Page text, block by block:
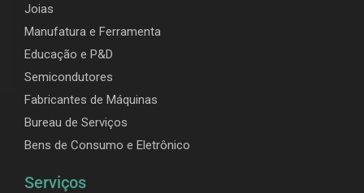
Joias
Manufatura e Ferramenta
Educação e P&D
Semicondutores
Fabricantes de Máquinas
Bureau de Serviços
Bens de Consumo e Eletrônico
Serviços